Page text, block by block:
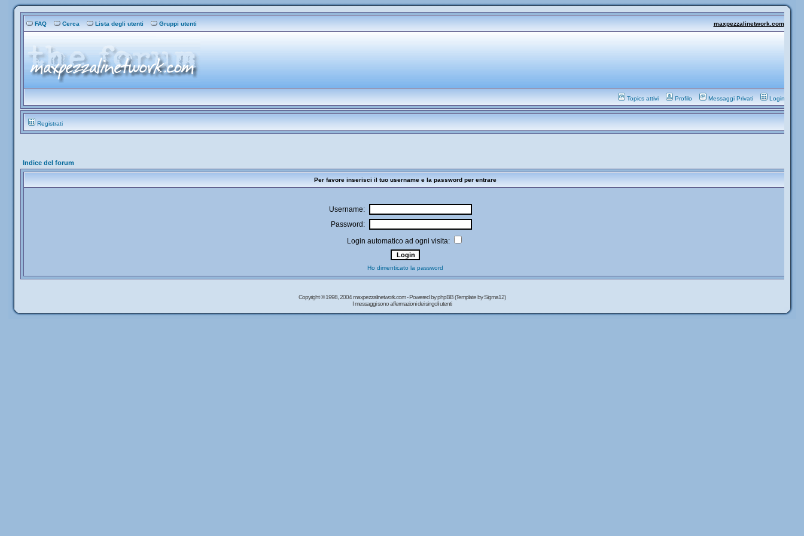
FAQ Cerca Lista degli utenti Gruppi utenti maxpezzalinetwork.com
Topics attivi Profilo Messaggi Privati Login
Registrati
Indice del forum
Per favore inserisci il tuo username e la password per entrare
Username:
Password:
Login automatico ad ogni visita:
Ho dimenticato la password
Copyright © 1998, 2004 maxpezzalinetwork.com - Powered byphpBB(Template by Sigma12)
I messaggi sono affermazioni dei singoli utenti